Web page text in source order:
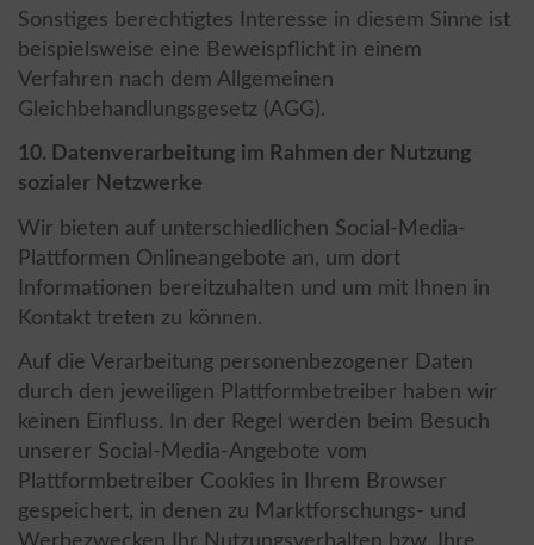
Sonstiges berechtigtes Interesse in diesem Sinne ist
beispielsweise eine Beweispflicht in einem
Verfahren nach dem Allgemeinen
Gleichbehandlungsgesetz (AGG).
10. Datenverarbeitung im Rahmen der Nutzung
sozialer Netzwerke
Wir bieten auf unterschiedlichen Social-Media-
Plattformen Onlineangebote an, um dort
Informationen bereitzuhalten und um mit Ihnen in
Kontakt treten zu können.
Auf die Verarbeitung personenbezogener Daten
durch den jeweiligen Plattformbetreiber haben wir
keinen Einfluss. In der Regel werden beim Besuch
unserer Social-Media-Angebote vom
Plattformbetreiber Cookies in Ihrem Browser
gespeichert, in denen zu Marktforschungs- und